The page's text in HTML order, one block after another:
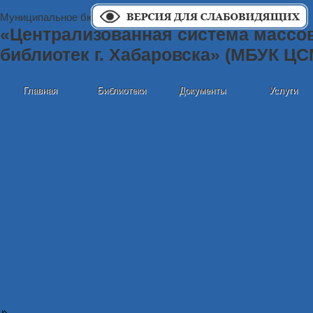
Муниципальное бюджетное учреждение культуры
«Централизованная система
библиотек г. Хабаровска» (МБУК
Главная Библиотеки Документы Услуги